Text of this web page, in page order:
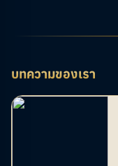
บทความของเรา